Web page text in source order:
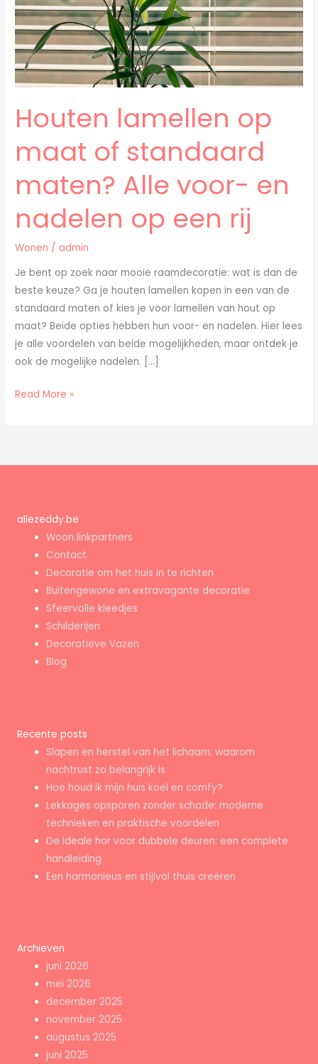
Houten lamellen op
maat of standaard
maten? Alle voor- en
nadelen op een rij
Wonen / admin
Je bent op zoek naar mooie raamdecoratie: wat is dan de
beste keuze? Ga je houten lamellen kopen in een van de
standaard maten of kies je voor lamellen van hout op
maat? Beide opties hebben hun voor- en nadelen. Hier lees
je alle voordelen van beide mogelijkheden, maar ontdek je
ook de mogelijke nadelen. […]
maten?
Alle
voor-
en
een
Read More »
allezeddy.be
Woon linkpartners
Contact
Decoratie om het huis in te richten
Buitengewone en extravagante decoratie
Sfeervolle kleedjes
Schilderijen
Decoratieve Vazen
Blog
Recente posts
Slapen en herstel van het lichaam: waarom
nachtrust zo belangrijk is
Hoe houd ik mijn huis koel en comfy?
Lekkages opsporen zonder schade: moderne
technieken en praktische voordelen
De ideale hor voor dubbele deuren: een complete
handleiding
Een harmonieus en stijlvol thuis creëren
Archieven
juni 2026
mei 2026
december 2025
november 2025
augustus 2025
juni 2025